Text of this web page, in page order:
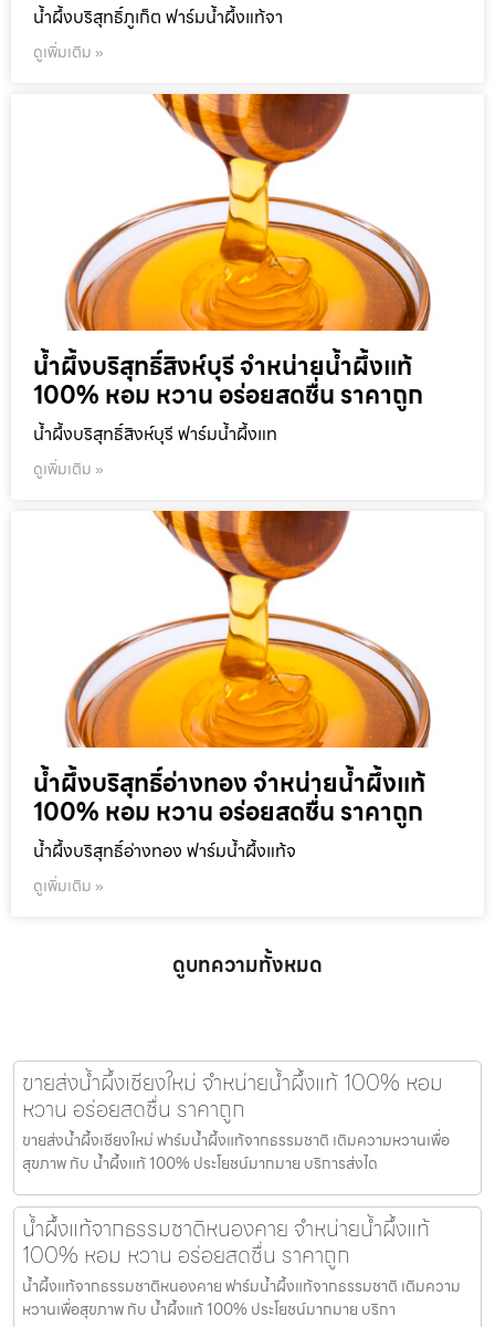
น้ำผึ้งบริสุทธิ์ภูเก็ต ฟาร์มน้ำผึ้งแท้จา
ดูเพิ่มเติม »
น้ำผึ้งบริสุทธิ์สิงห์บุรี จำหน่ายน้ำผึ้งแท้
100% หอม หวาน อร่อยสดชื่น ราคาถูก
น้ำผึ้งบริสุทธิ์สิงห์บุรี ฟาร์มน้ำผึ้งแท
ดูเพิ่มเติม »
น้ำผึ้งบริสุทธิ์อ่างทอง จำหน่ายน้ำผึ้งแท้
100% หอม หวาน อร่อยสดชื่น ราคาถูก
น้ำผึ้งบริสุทธิ์อ่างทอง ฟาร์มน้ำผึ้งแท้จ
ดูเพิ่มเติม »
ดูบทความทั้งหมด
ขายส่งน้ำผึ้งเชียงใหม่ จำหน่ายน้ำผึ้งแท้ 100% หอม
หวาน อร่อยสดชื่น ราคาถูก
ขายส่งน้ำผึ้งเชียงใหม่ ฟาร์มน้ำผึ้งแท้จากธรรมชาติ เติมความหวานเพื่อ
สุขภาพ กับ น้ำผึ้งแท้ 100% ประโยชน์มากมาย บริการส่งได
น้ำผึ้งแท้จากธรรมชาติหนองคาย จำหน่ายน้ำผึ้งแท้
100% หอม หวาน อร่อยสดชื่น ราคาถูก
น้ำผึ้งแท้จากธรรมชาติหนองคาย ฟาร์มน้ำผึ้งแท้จากธรรมชาติ เติมความ
หวานเพื่อสุขภาพ กับ น้ำผึ้งแท้ 100% ประโยชน์มากมาย บริกา